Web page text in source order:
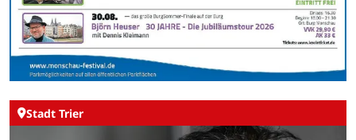
Stadt Trier